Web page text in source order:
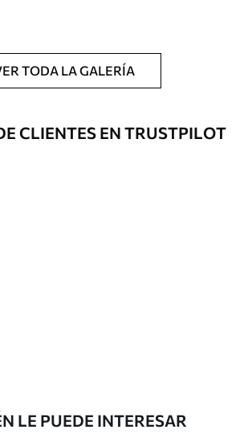
esponja suave. Los murales de pared con
recubrimiento de barniz pueden
Hasta 360 cm de altura: aplicación sin
TODA LA GALERÍA
CLIENTES EN TRUSTPILOT
LE PUEDE INTERESAR